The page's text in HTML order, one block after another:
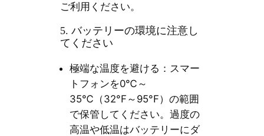
ご利用ください。
5. バッテリーの環境に注意し
てください
極端な温度を避ける：スマー
トフォンを0℃～
35℃（32°F～95°F）の範囲
で保管してください。過度の
高温や低温はバッテリーにダ